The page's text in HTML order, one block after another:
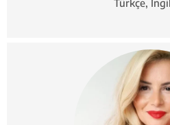
Türkçe,